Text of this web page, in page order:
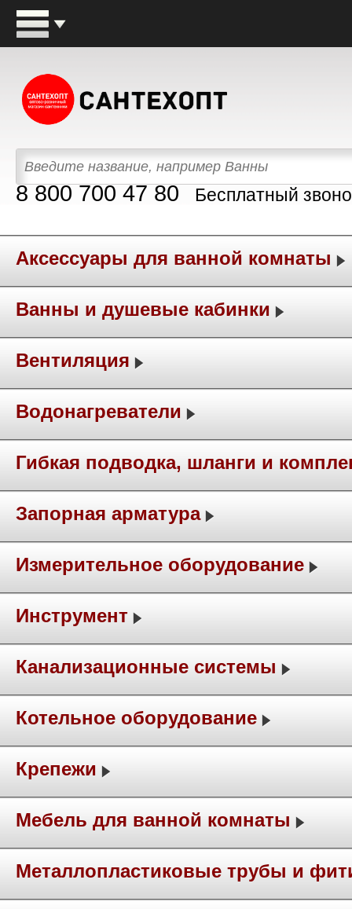
8 800 700 47 80 Бесплатный
Аксессуары для ванной комнаты
Ванны и душевые кабинки
Вентиляция
Водонагреватели
Гибкая подводка, шланги и
Запорная арматура
Измерительное оборудование
Инструмент
Канализационные системы
Котельное оборудование
Крепежи
Мебель для ванной комнаты
Металлопластиковые трубы и